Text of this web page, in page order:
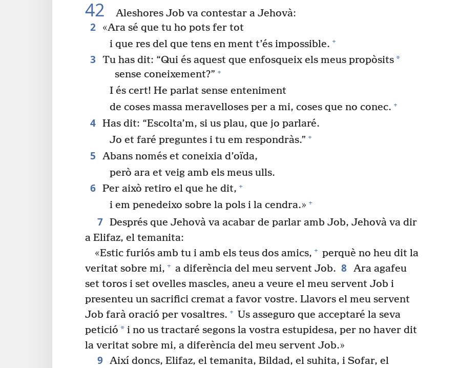
42 Aleshores Job va contestar a Jehovà:
2
«Ara sé que tu ho pots fer tot
i que res del que tens en ment t’és impossible. +
3 Tu has dit: “Qui és aquest que enfosqueix els meus propòsits*
sense coneixement?” +
I és cert! He parlat sense enteniment
de coses massa meravelloses per a mi, coses que no conec. +
4 Has dit: “Escolta’m, si us plau, que jo parlaré.
Jo et faré preguntes i tu em respondràs.” +
5
Abans només et coneixia d’oïda,
però ara et veig amb els meus ulls.
6 Per això retiro el que he dit, +
i em penedeixo sobre la pols i la cendra.» +
7 Després que Jehovà va acabar de parlar amb Job, Jehovà va dir
a Elifaz, el temanita:
«Estic furiós amb tu i amb els teus dos amics, + perquè no heu dit la
veritat sobre mi, + a diferència del meu servent Job. 8 Ara agafeu
set toros i set ovelles mascles, aneu a veure el meu servent Job i
presenteu un sacrifici cremat a favor vostre. Llavors el meu servent
Job farà oració per vosaltres. + Us asseguro que acceptaré la seva
petició * i no us tractaré segons la vostra estupidesa, per no haver dit
la veritat sobre mi, a diferència del meu servent Job.»
9 Així doncs, Elifaz, el temanita, Bildad, el suhita, i Sofar, el